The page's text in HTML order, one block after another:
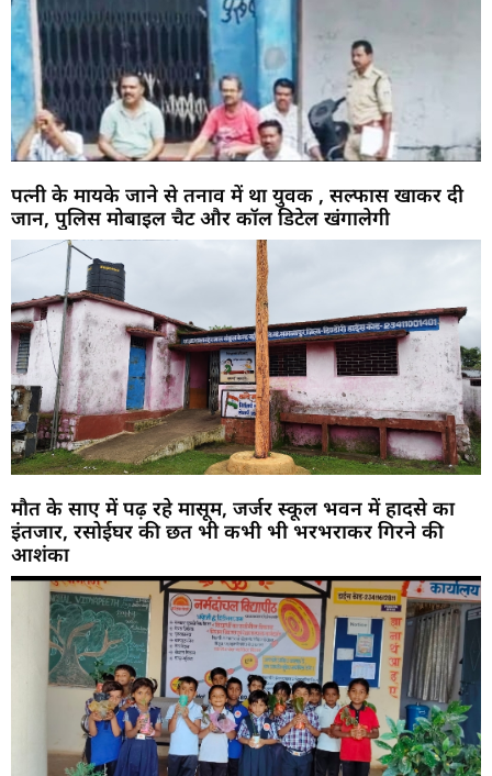
पत्नी के मायके जाने से तनाव में था युवक , सल्फास खाकर दी
जान, पुलिस मोबाइल चैट और कॉल डिटेल खंगालेगी
मौत के साए में पढ़ रहे मासूम, जर्जर स्कूल भवन में हादसे का
इंतजार, रसोईघर की छत भी कभी भी भरभराकर गिरने की
आशंका